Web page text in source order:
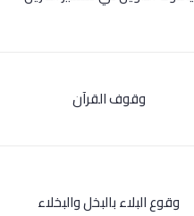
وقوف القرآن
وقوع البلاء بالبخل والبخلاء